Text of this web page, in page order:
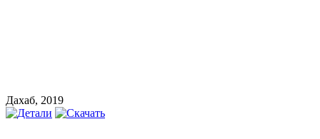
Дахаб, 2019